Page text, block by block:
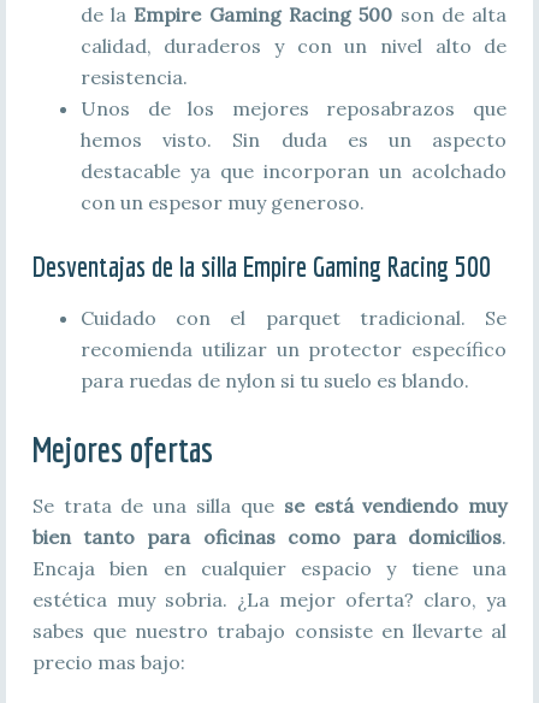
de la Empire Gaming Racing 500 son de alta
calidad, duraderos y con un nivel alto de
resistencia.
Unos de los mejores reposabrazos que
hemos visto. Sin duda es un aspecto
destacable ya que incorporan un acolchado
con un espesor muy generoso.
Desventajas de la silla Empire Gaming Racing 500
Cuidado con el parquet tradicional. Se
recomienda utilizar un protector específico
para ruedas de nylon si tu suelo es blando.
Mejores ofertas
Se trata de una silla que se está vendiendo muy
bien tanto para oficinas como para domicilios.
Encaja bien en cualquier espacio y tiene una
estética muy sobria. ¿La mejor oferta? claro, ya
sabes que nuestro trabajo consiste en llevarte al
precio mas bajo: